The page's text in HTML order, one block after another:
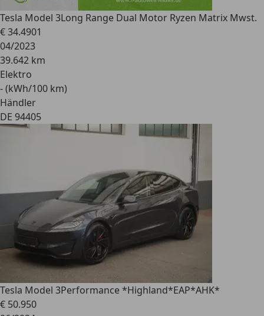
Tesla Model 3Long Range Dual Motor Ryzen Matrix Mwst.
€ 34.4901
04/2023
39.642 km
Elektro
- (kWh/100 km)
Händler
DE 94405
Tesla Model 3Performance *Highland*EAP*AHK*
€ 50.950